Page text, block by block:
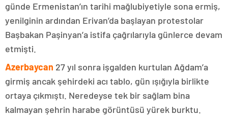
günde Ermenistan’ın tarihi mağlubiyetiyle sona ermiş,
yenilginin ardından Erivan’da başlayan protestolar
Başbakan Paşinyan’a istifa çağrılarıyla günlerce devam
etmişti.
Azerbaycan 27 yıl sonra işgalden kurtulan Ağdam’a
girmiş ancak şehirdeki acı tablo, gün ışığıyla birlikte
ortaya çıkmıştı. Neredeyse tek bir sağlam bina
kalmayan şehrin harabe görüntüsü yürek burktu.